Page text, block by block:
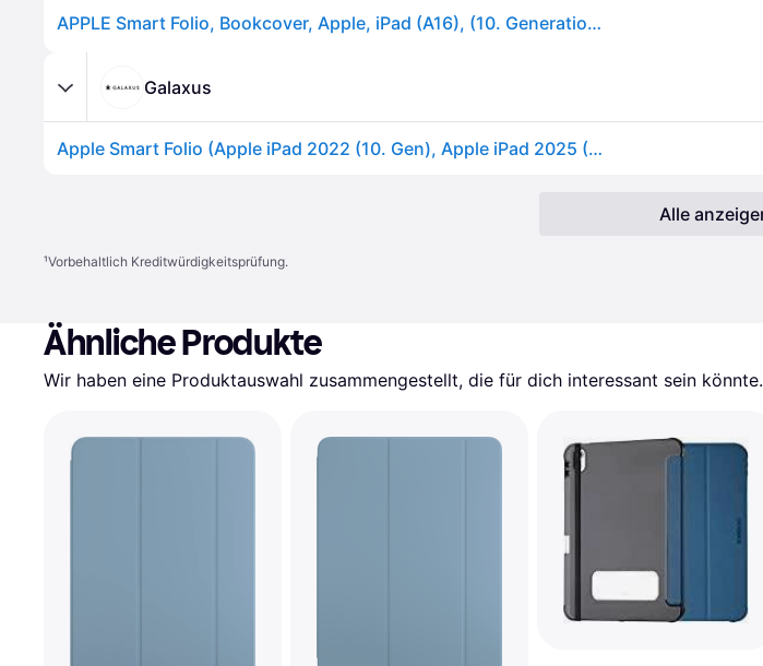
APPLE Smart Folio, Bookcover, Apple, iPad (A16), (10. Generation), Himmel
Galaxus
Apple Smart Folio (Apple iPad 2022 (10. Gen), Apple iPad 2025 (11. Gen)), Tablet Hülle, Blau
¹Vorbehaltlich Kreditwürdigkeitsprüfung.
Ähnliche Produkte
Wir haben eine Produktauswahl zusammengestellt, die für dich interessant sein könnte.